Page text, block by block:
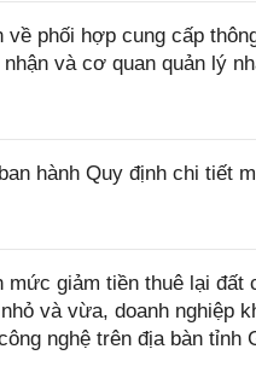
phối hợp cung cấp
và cơ quan quản lý
hành Quy định chi tiết
mức giảm tiền thuê lại đất
và vừa, doanh nghiệp
nghệ trên địa bàn tỉnh